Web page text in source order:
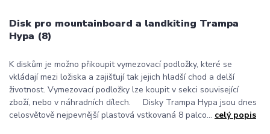
Disk pro mountainboard a landkiting Trampa
Hypa (8)
K diskům je možno přikoupit vymezovací podložky, které se
vkládají mezi ložiska a zajišťují tak jejich hladší chod a delší
životnost. Vymezovací podložky lze koupit v sekci související
zboží, nebo v náhradních dílech. Disky Trampa Hypa jsou dnes
celosvětově nejpevnější plastová vstkovaná 8 palco... celý popis